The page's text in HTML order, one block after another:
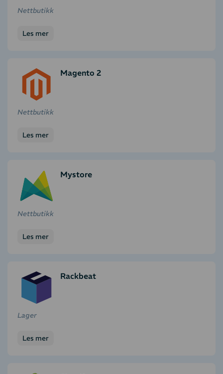
Nettbutikk
Les mer
Magento 2
Nettbutikk
Les mer
Mystore
Nettbutikk
Les mer
Rackbeat
Lager
Les mer